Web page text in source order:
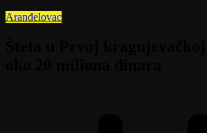
Aranđelovac